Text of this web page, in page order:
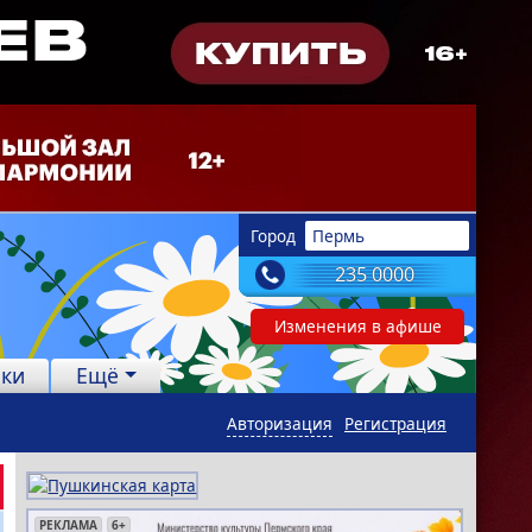
Город Пермь
235 0000
Изменения в афише
Ещё
Регистрация
Авторизация
РЕКЛАМА 6+
РЕКЛАМА 18+
РЕКЛАМА 16+
РЕКЛАМА 12+
РЕКЛАМА 16+
РЕКЛАМА 0+